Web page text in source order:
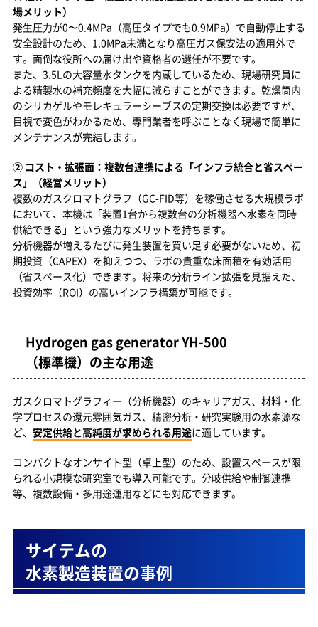
場メリット）
発生圧力が0〜0.4MPa（高圧タイプでも0.9MPa）で自動停止する
安全設計のため、1.0MPa未満となり高圧ガス保安法の適用外で
す。面倒な役所への届け出や資格者の選任が不要です。
また、3.5Lの大容量水タンクを内蔵しているため、現場研究員に
よる精製水の補充頻度を大幅に減らすことができます。乾燥筒内
のシリカゲルやモレキュラーシーブスの定期交換は必要ですが、
目視で変色がわかるため、専門業者を呼ぶことなく現場で簡単に
メンテナンスが完結します。
② コスト・拡張面：複数台連携による「インフラ統合と省スペー
ス」（経営メリット）
複数のガスクロマトグラフ（GC-FID等）を稼働させる大規模ラボ
において、本機は「装置1台から複数台の分析機器へ水素を同時
供給できる」という強力なメリットを持ちます。
分析機器が増えるたびに発生装置を買い足す必要がないため、初
期投資（CAPEX）を抑えつつ、ラボの貴重な床面積を有効活用
（省スペース化）できます。将来の分析ライン拡張を見据えた、
投資効率（ROI）の高いインフラ構築が可能です。
Hydrogen gas generator YH-500
（標準機）の主な用途
ガスクロマトグラフィー（分析機器）のキャリアガス、材料・化
学プロセスの還元雰囲気ガス、精密分析・研究実験用の水素源な
ど、 安定供給と高純度が求められる用途に適しています。
コンパクトなオンサイト型（卓上型）のため、設置スペースが限
られる小規模な研究室でも導入可能です。分岐供給や制御連携
等、複数設備・多用途運用などにも対応できます。
サイテムの
水素製造装置の事例